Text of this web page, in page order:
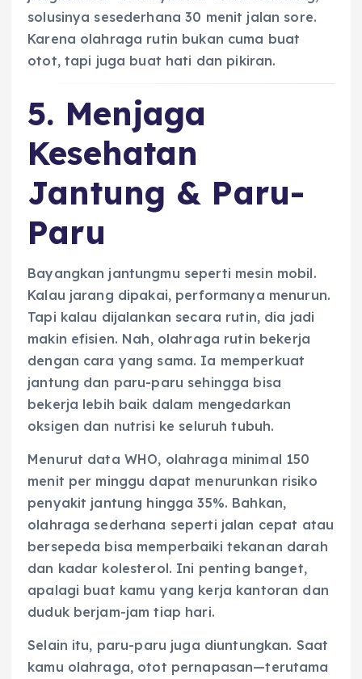
solusinya sesederhana 30 menit jalan sore.
Karena olahraga rutin bukan cuma buat
otot, tapi juga buat hati dan pikiran.
5. Menjaga
Kesehatan
Jantung & Paru-
Paru
Bayangkan jantungmu seperti mesin mobil.
Kalau jarang dipakai, performanya menurun.
Tapi kalau dijalankan secara rutin, dia jadi
makin efisien. Nah, olahraga rutin bekerja
dengan cara yang sama. Ia memperkuat
jantung dan paru-paru sehingga bisa
bekerja lebih baik dalam mengedarkan
oksigen dan nutrisi ke seluruh tubuh.
Menurut data WHO, olahraga minimal 150
menit per minggu dapat menurunkan risiko
penyakit jantung hingga 35%. Bahkan,
olahraga sederhana seperti jalan cepat atau
bersepeda bisa memperbaiki tekanan darah
dan kadar kolesterol. Ini penting banget,
apalagi buat kamu yang kerja kantoran dan
duduk berjam-jam tiap hari.
Selain itu, paru-paru juga diuntungkan. Saat
kamu olahraga, otot pernapasan—terutama